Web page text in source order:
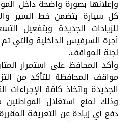
وإعلانها بصورة واضحة داخل
كل سيارة يتضمن خط السير
للزيادات الجديدة وبتفعيل
أجرة السرفيس الداخلية والتي
لجنة المواقف.
وأكد المحافظ على استمرار
مواقف المحافظة للتأكد من
الجديدة واتخاذ كافة الإجراءات
وذلك لمنع استغلال المواطنين
دفع أي زيادة عن التعريفة